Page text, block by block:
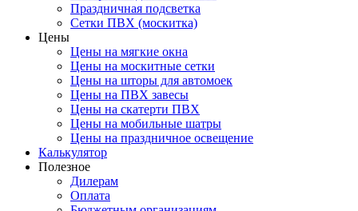
Праздничная подсветка
Сетки ПВХ (москитка)
Цены
Цены на мягкие окна
Цены на москитные сетки
Цены на шторы для автомоек
Цены на ПВХ завесы
Цены на скатерти ПВХ
Цены на мобильные шатры
Цены на праздничное освещение
Калькулятор
Полезное
Дилерам
Оплата